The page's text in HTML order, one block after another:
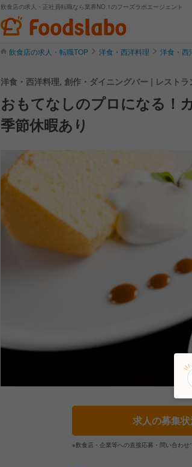
飲食店の求人・正社員転職なら業界NO.1のフーズラボエージェント
飲食店の求人・転職TOP 洋食・西洋料理 洋食・西
洋食・西洋料理, 創作・ダイニングバー | レスト
おもてなしのプロになる！
季節休暇あり
求人の募集状
※飲食店・企業等への直接応募・問い合わせ